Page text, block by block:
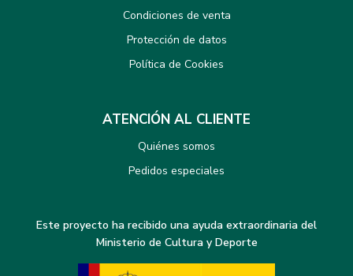
Condiciones de venta
Protección de datos
Política de Cookies
ATENCIÓN AL CLIENTE
Quiénes somos
Pedidos especiales
Este proyecto ha recibido una ayuda extraordinaria del
Ministerio de Cultura y Deporte